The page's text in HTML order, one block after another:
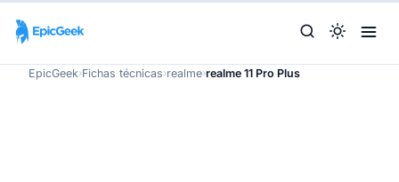
EpicGeek›Fichas técnicas›realme›realme 11 Pro Plus